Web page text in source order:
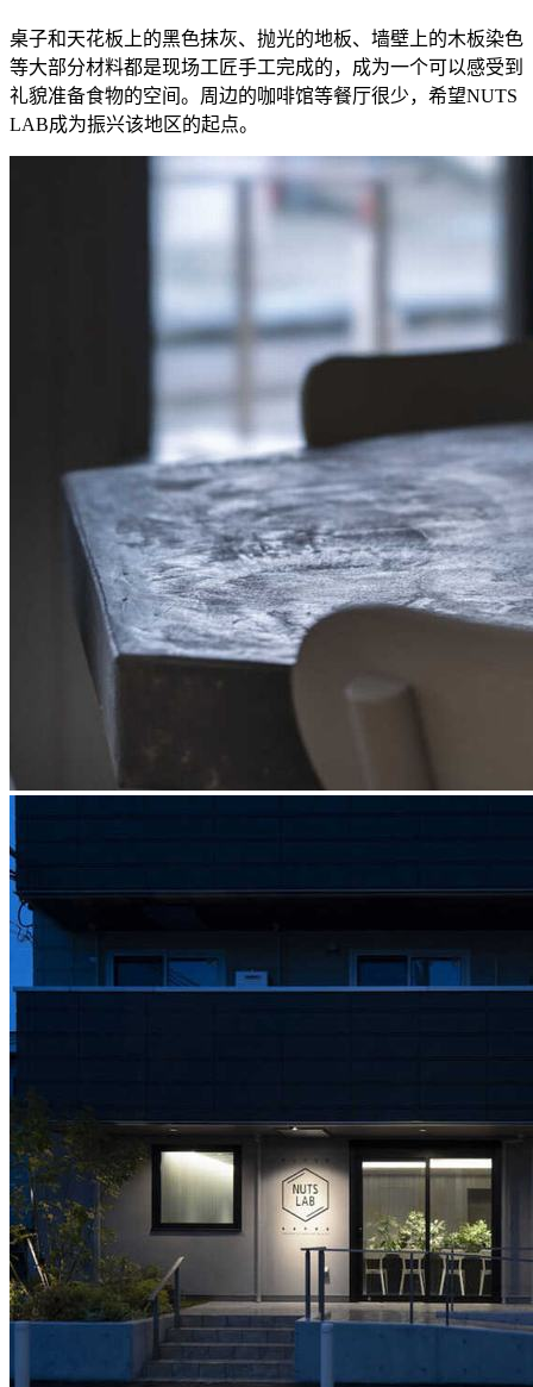
桌子和天花板上的黑色抹灰、抛光的地板、墙壁上的木板染色
等大部分材料都是现场工匠手工完成的，成为一个可以感受到
礼貌准备食物的空间。周边的咖啡馆等餐厅很少，希望NUTS
LAB成为振兴该地区的起点。